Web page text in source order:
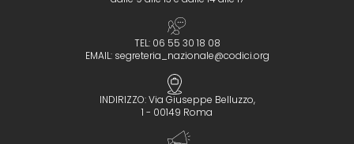
TEL: 06 55 30 18 08
EMAIL: segreteria_nazionale@codici.org
INDIRIZZO: Via Giuseppe Belluzzo,
1 - 00149 Roma